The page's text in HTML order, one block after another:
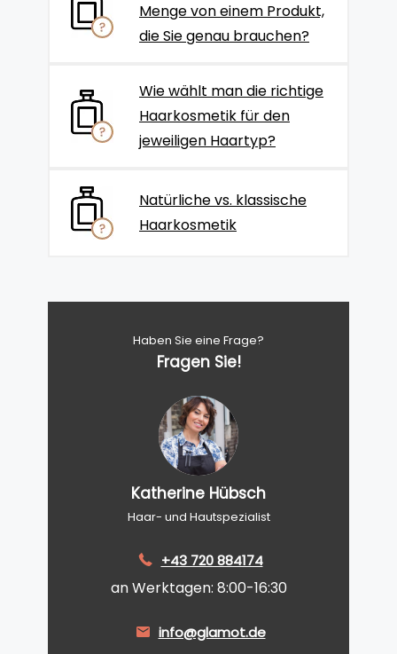
Menge von einem Produkt,
die Sie genau brauchen?
Wie wählt man die richtige
Haarkosmetik für den
jeweiligen Haartyp?
Natürliche vs. klassische
Haarkosmetik
Haben Sie eine Frage?
Fragen Sie!
Katherine Hübsch
Haar- und Hautspezialist
+43 720 884174
an Werktagen: 8:00-16:30
info@glamot.de